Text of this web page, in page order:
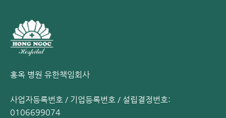
홍옥 병원 유한책임회사
사업자등록번호 / 기업등록번호 / 설립결정번호:
0106699074